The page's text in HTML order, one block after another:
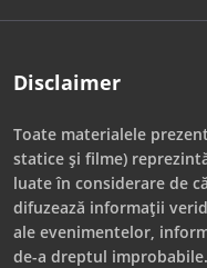
Disclaimer
Toate materialele
statice și filme)
luate în considerare de
difuzează informații
ale evenimentelor,
de-a dreptul